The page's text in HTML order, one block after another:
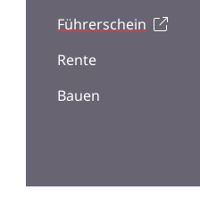
Führerschein
Rente
Bauen